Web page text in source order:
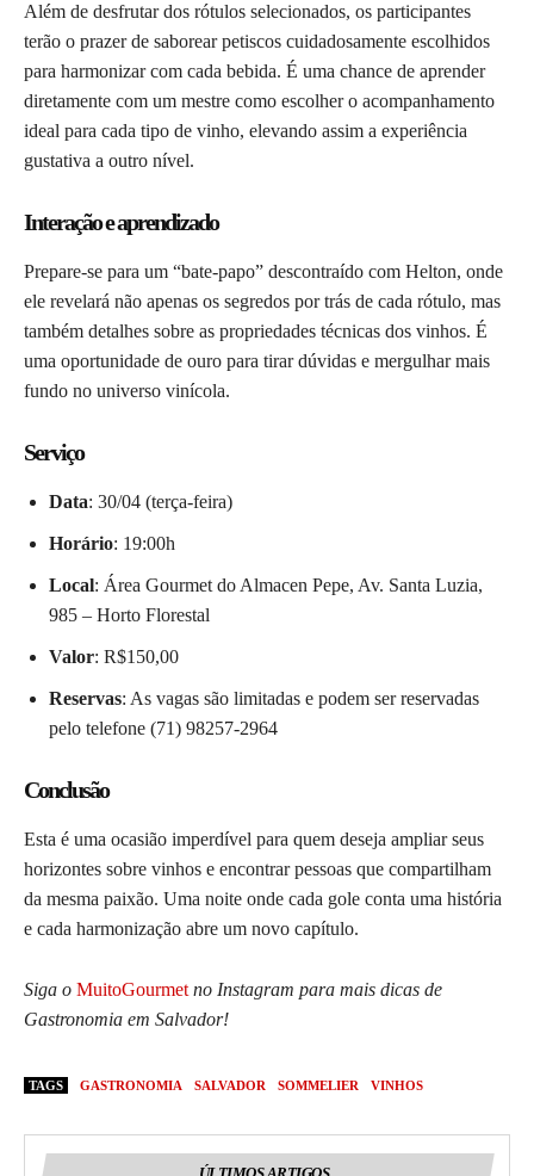
Além de desfrutar dos rótulos selecionados, os participantes
terão o prazer de saborear petiscos cuidadosamente escolhidos
para harmonizar com cada bebida. É uma chance de aprender
diretamente com um mestre como escolher o acompanhamento
ideal para cada tipo de vinho, elevando assim a experiência
gustativa a outro nível.
Interação e aprendizado
Prepare-se para um “bate-papo” descontraído com Helton, onde
ele revelará não apenas os segredos por trás de cada rótulo, mas
também detalhes sobre as propriedades técnicas dos vinhos. É
uma oportunidade de ouro para tirar dúvidas e mergulhar mais
fundo no universo vinícola.
Serviço
Data: 30/04 (terça-feira)
Horário: 19:00h
Local: Área Gourmet do Almacen Pepe, Av. Santa Luzia,
985 – Horto Florestal
Valor: R$150,00
Reservas: As vagas são limitadas e podem ser reservadas
pelo telefone (71) 98257-2964
Conclusão
Esta é uma ocasião imperdível para quem deseja ampliar seus
horizontes sobre vinhos e encontrar pessoas que compartilham
da mesma paixão. Uma noite onde cada gole conta uma história
e cada harmonização abre um novo capítulo.
Siga o MuitoGourmetno Instagram para mais dicas de
Gastronomia em Salvador!
TAGS GASTRONOMIA SALVADOR SOMMELIER VINHOS